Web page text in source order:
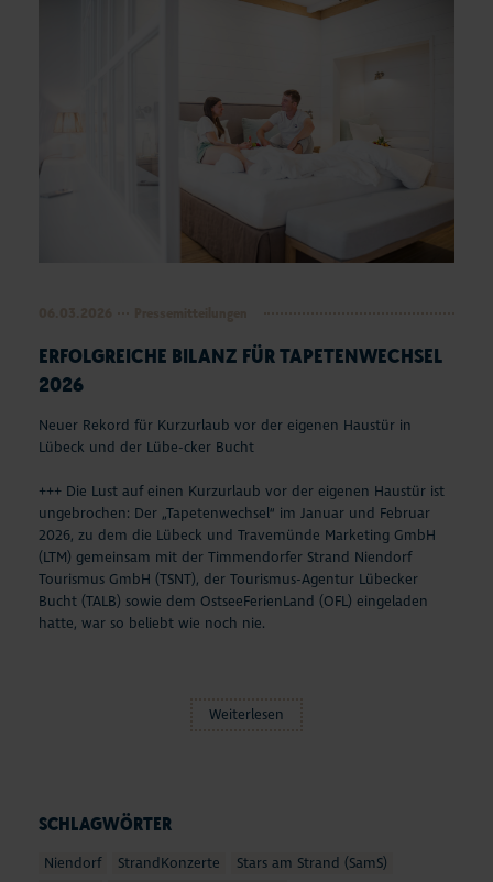
SCHLAGWÖRTER
Niendorf StrandKonzerte Stars am Strand (SamS)
ERFOLGREICHE BILANZ FÜR TAPETENWECHSEL
2026
Neuer Rekord für Kurzurlaub vor der eigenen Haustür in
Lübeck und der Lübe-cker Bucht
+++ Die Lust auf einen Kurzurlaub vor der eigenen Haustür ist
ungebrochen: Der „Tapetenwechsel“ im Januar und Februar
2026, zu dem die Lübeck und Travemünde Marketing GmbH
(LTM) gemeinsam mit der Timmendorfer Strand Niendorf
Tourismus GmbH (TSNT), der Tourismus-Agentur Lübecker
Bucht (TALB) sowie dem OstseeFerienLand (OFL) eingeladen
hatte, war so beliebt wie noch nie.
Weiterlesen